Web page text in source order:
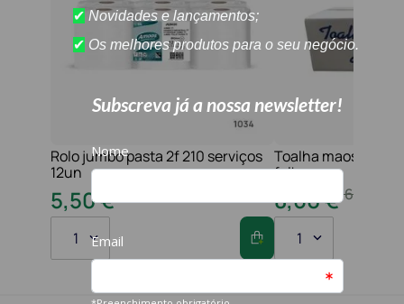
Rolo jumbo pasta 2f 210 serviços
12un
5,50€
1
Toalha maos 2f
folhas
16
8,60€
1